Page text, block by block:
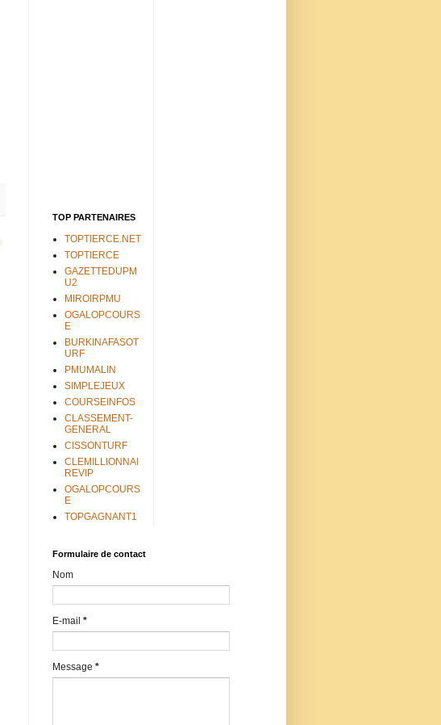
TOP PARTENAIRES
TOPTIERCE.NET
TOPTIERCE
GAZETTEDUPM
U2
MIROIRPMU
OGALOPCOURS
E
BURKINAFASOT
URF
PMUMALIN
SIMPLEJEUX
COURSEINFOS
CLASSEMENT-
GENERAL
CISSONTURF
CLEMILLIONNAI
REVIP
OGALOPCOURS
E
TOPGAGNANT1
Formulaire de contact
Nom
E-mail *
Message *